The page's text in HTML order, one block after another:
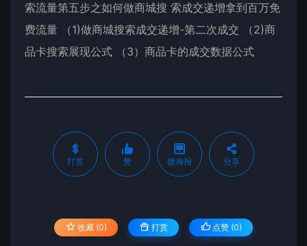
索流量第五步之如何做商城搜 索成交递增拿到百万免
费流量 （1)做商城搜索成交递增-第二次成交 （2)商
品卡搜索展现公式 （3）商品卡的成交数据公式
打赏 赞 微海报 分享
收藏 (0) 打赏 点赞 (0)